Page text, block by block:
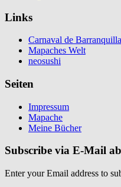
Links
Carnaval de Barranquilla
Mapaches Welt
neosushi
Seiten
Impressum
Mapache
Meine Bücher
Subscribe via E-Mail
Enter your Email address to